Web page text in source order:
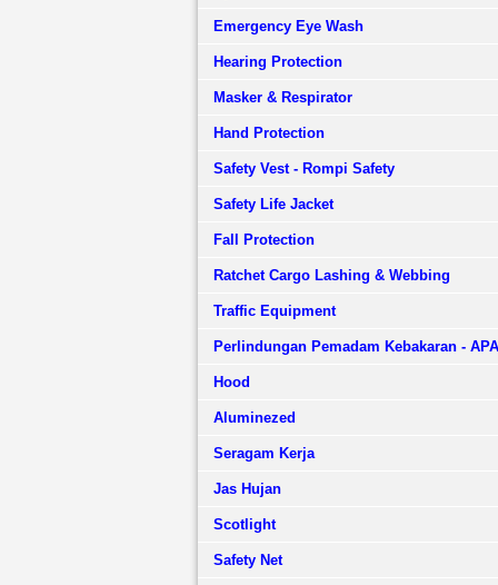
Emergency Eye Wash
Hearing Protection
Masker & Respirator
Hand Protection
Safety Vest - Rompi Safety
Safety Life Jacket
Fall Protection
Ratchet Cargo Lashing & Webbing
Traffic Equipment
Perlindungan Pemadam Kebakaran -
Hood
Aluminezed
Seragam Kerja
Jas Hujan
Scotlight
Safety Net